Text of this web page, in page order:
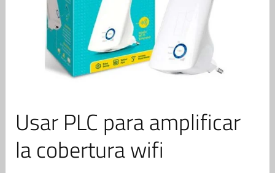
Usar PLC para amplificar
la cobertura wifi